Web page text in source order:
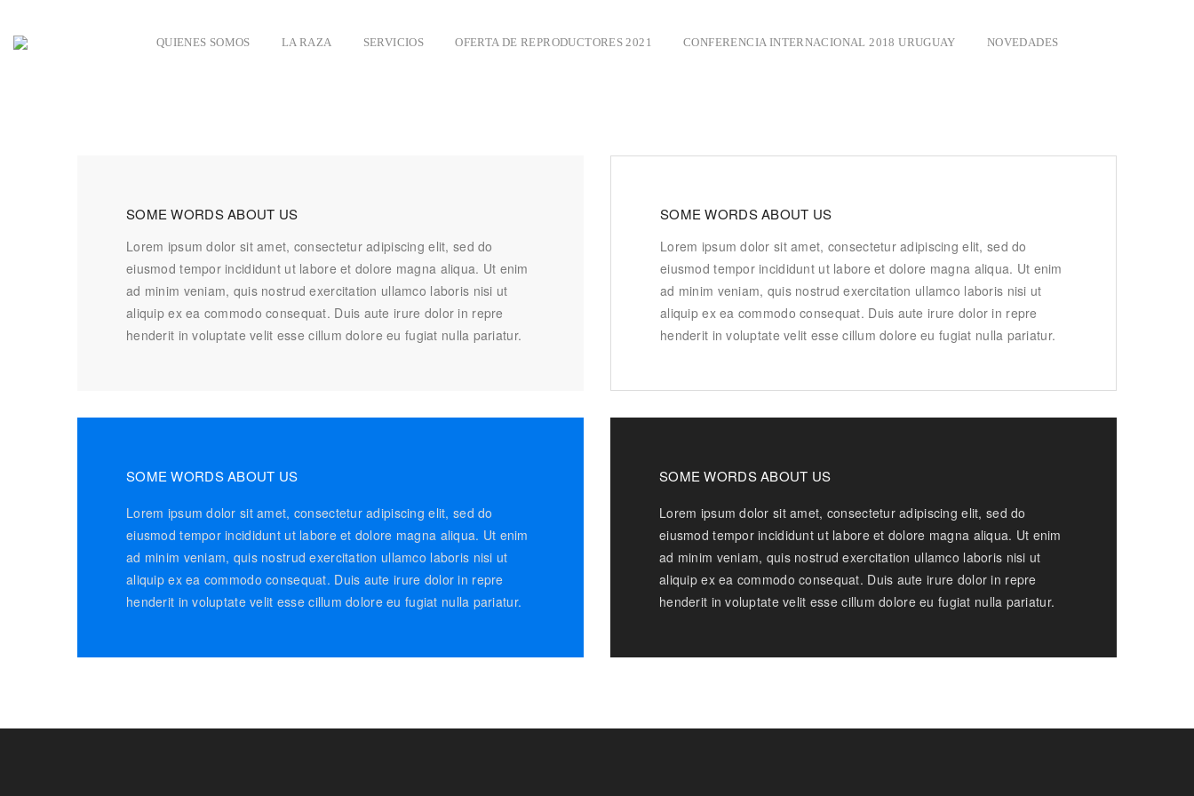
QUIENES SOMOS LA RAZA SERVICIOS OFERTA DE REPRODUCTORES 2021 CONFERENCIA INTERNACIONAL 2018 URUGUAY NOVEDADES
SOME WORDS ABOUT US
Lorem ipsum dolor sit amet, consectetur adipiscing elit, sed do
eiusmod tempor incididunt ut labore et dolore magna aliqua. Ut enim
ad minim veniam, quis nostrud exercitation ullamco laboris nisi ut
aliquip ex ea commodo consequat. Duis aute irure dolor in repre
henderit in voluptate velit esse cillum dolore eu fugiat nulla pariatur.
SOME WORDS ABOUT US
Lorem ipsum dolor sit amet, consectetur adipiscing elit, sed do
eiusmod tempor incididunt ut labore et dolore magna aliqua. Ut enim
ad minim veniam, quis nostrud exercitation ullamco laboris nisi ut
aliquip ex ea commodo consequat. Duis aute irure dolor in repre
henderit in voluptate velit esse cillum dolore eu fugiat nulla pariatur.
SOME WORDS ABOUT US
Lorem ipsum dolor sit amet, consectetur adipiscing elit, sed do
eiusmod tempor incididunt ut labore et dolore magna aliqua. Ut enim
ad minim veniam, quis nostrud exercitation ullamco laboris nisi ut
aliquip ex ea commodo consequat. Duis aute irure dolor in repre
henderit in voluptate velit esse cillum dolore eu fugiat nulla pariatur.
SOME WORDS ABOUT US
Lorem ipsum dolor sit amet, consectetur adipiscing elit, sed do
eiusmod tempor incididunt ut labore et dolore magna aliqua. Ut enim
ad minim veniam, quis nostrud exercitation ullamco laboris nisi ut
aliquip ex ea commodo consequat. Duis aute irure dolor in repre
henderit in voluptate velit esse cillum dolore eu fugiat nulla pariatur.